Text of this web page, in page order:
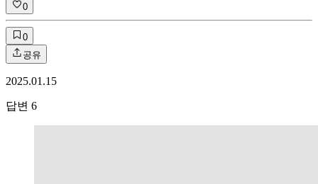
0
0
공유
2025.01.15
답변 6